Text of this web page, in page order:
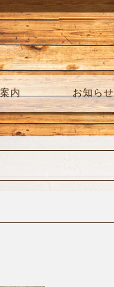
内 お知らせ